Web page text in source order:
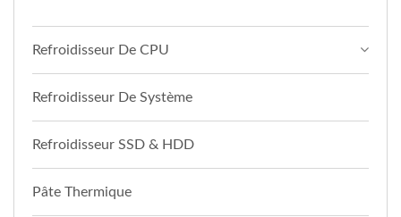
Refroidisseur De CPU
Refroidisseur De Système
Refroidisseur SSD & HDD
Pâte Thermique